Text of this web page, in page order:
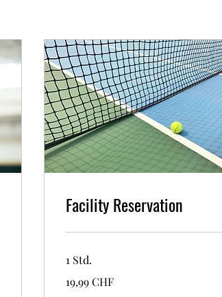
Facility Reservation
1 Std.
Schweizer
Franken
19,99 CHF